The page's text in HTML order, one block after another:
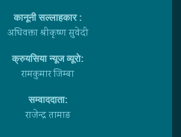
कानूनी सल्लाहकार :
अधिवक्ता श्रीकृष्ण सुवेदी
क्रुयसिया न्यूज व्यूराे:
रामकुमार जिम्बा
सम्वाददाता:
राजेन्द्र तामाङ